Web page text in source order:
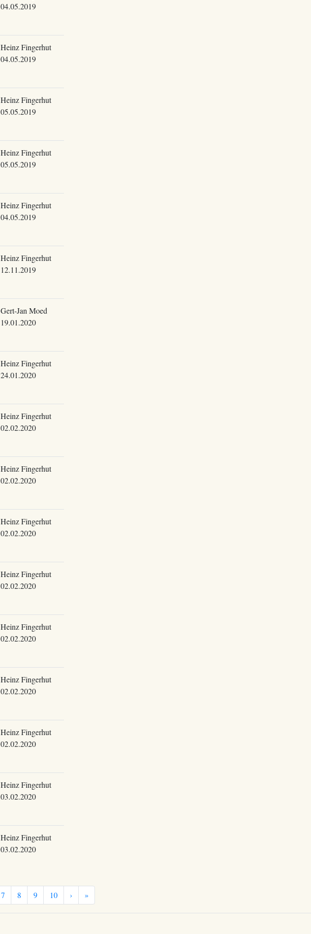
04.05.2019
Heinz Fingerhut
04.05.2019
Heinz Fingerhut
05.05.2019
Heinz Fingerhut
05.05.2019
Heinz Fingerhut
04.05.2019
Heinz Fingerhut
12.11.2019
Gert-Jan Moed
19.01.2020
Heinz Fingerhut
24.01.2020
Heinz Fingerhut
02.02.2020
Heinz Fingerhut
02.02.2020
Heinz Fingerhut
02.02.2020
Heinz Fingerhut
02.02.2020
Heinz Fingerhut
02.02.2020
Heinz Fingerhut
02.02.2020
Heinz Fingerhut
02.02.2020
Heinz Fingerhut
03.02.2020
Heinz Fingerhut
03.02.2020
7 8 9 10 › »